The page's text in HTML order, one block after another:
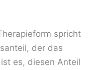
spricht
der das
es, diesen Anteil